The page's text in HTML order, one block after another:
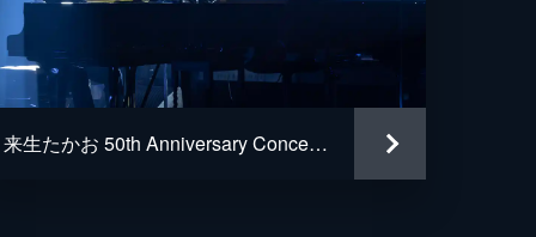
来生たかお 50th Anniversary Concert 2025-2026 〜 The Song 〜